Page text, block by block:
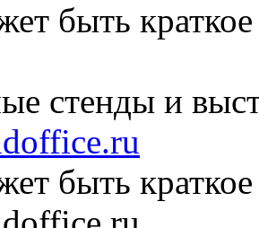
быть
стенды и
быть